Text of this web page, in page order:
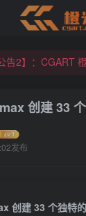
公告2】：CGART
公告2】：CGART
创建 33
发布
创建 33 个独特